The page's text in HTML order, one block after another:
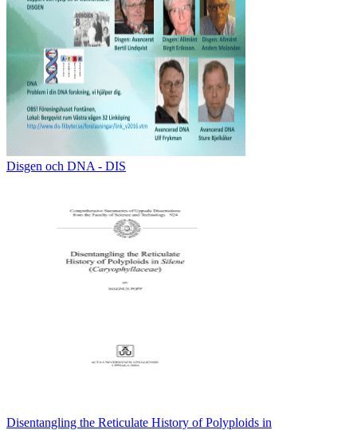
Disgen och DNA - DIS
Disentangling the Reticulate History of Polyploids in